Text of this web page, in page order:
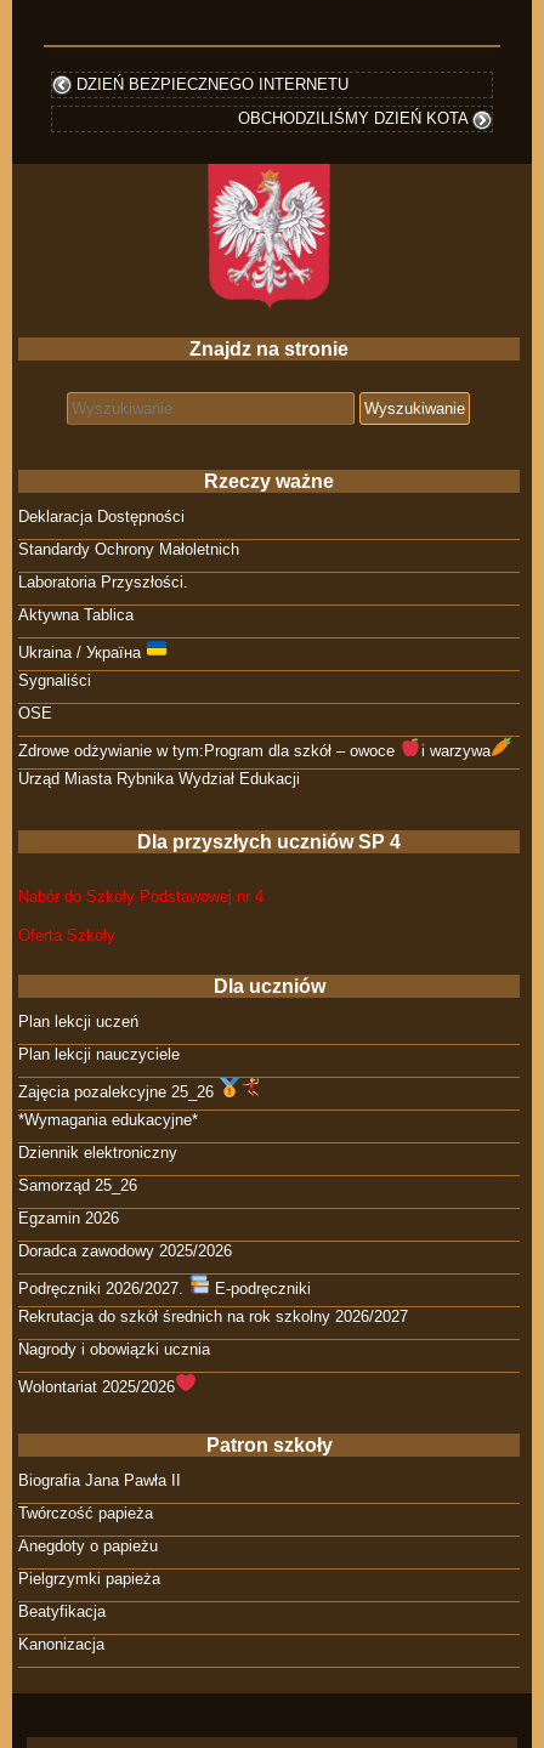
DZIEŃ BEZPIECZNEGO INTERNETU
OBCHODZILIŚMY DZIEŃ KOTA
Znajdz na stronie
Search for:
Rzeczy ważne
Deklaracja Dostępności
Standardy Ochrony Małoletnich
Laboratoria Przyszłości.
Aktywna Tablica
Ukraina / Україна
Sygnaliści
OSE
Zdrowe odżywianie w tym:Program dla szkół – owoce
i warzywa
Urząd Miasta Rybnika Wydział Edukacji
Dla przyszłych uczniów SP 4
Nabór do Szkoły Podstawowej nr 4
Oferta Szkoły
Dla uczniów
Plan lekcji uczeń
Plan lekcji nauczyciele
Zajęcia pozalekcyjne 25_26
*Wymagania edukacyjne*
Dziennik elektroniczny
Samorząd 25_26
Egzamin 2026
Doradca zawodowy 2025/2026
Podręczniki 2026/2027.
E-podręczniki
Rekrutacja do szkół średnich na rok szkolny 2026/2027
Nagrody i obowiązki ucznia
Wolontariat 2025/2026
Patron szkoły
Biografia Jana Pawła II
Twórczość papieża
Anegdoty o papieżu
Pielgrzymki papieża
Beatyfikacja
Kanonizacja